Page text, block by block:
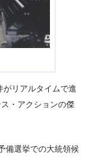
がリアルタイムで進
・アクションの傑
備選挙での大統領候